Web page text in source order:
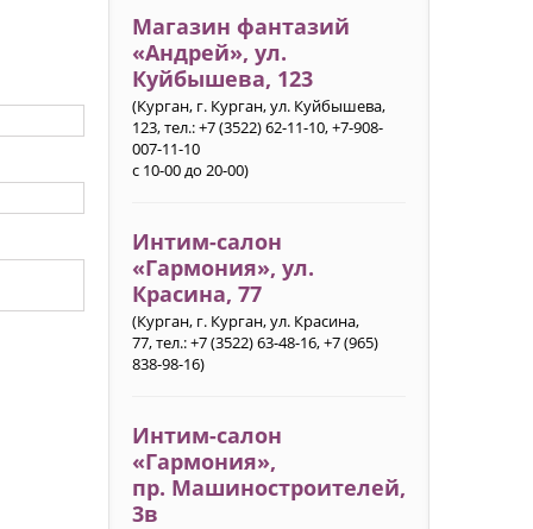
Магазин фантазий
«Андрей», ул.
Куйбышева, 123
(Курган, г. Курган, ул. Куйбышева,
123, тел.: +7 (3522) 62-11-10, +7-908-
007-11-10
с 10-00 до 20-00)
Интим-салон
«Гармония»‎, ул.
Красина, 77
(Курган, г. Курган, ул. Красина,
77, тел.: +7 (3522) 63-48-16, +7 (965)
838-98-16)
Интим-салон
«Гармония»‎,
пр. Машиностроителей,
3в